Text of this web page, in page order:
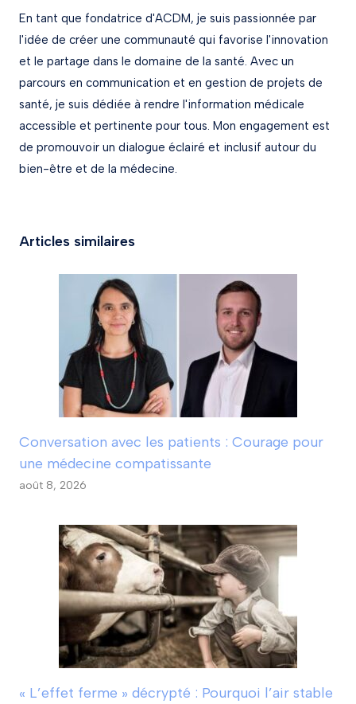
En tant que fondatrice d'ACDM, je suis passionnée par
l'idée de créer une communauté qui favorise l'innovation
et le partage dans le domaine de la santé. Avec un
parcours en communication et en gestion de projets de
santé, je suis dédiée à rendre l'information médicale
accessible et pertinente pour tous. Mon engagement est
de promouvoir un dialogue éclairé et inclusif autour du
bien-être et de la médecine.
Articles similaires
Conversation avec les patients : Courage pour
une médecine compatissante
août 8, 2026
« L’effet ferme » décrypté : Pourquoi l’air stable